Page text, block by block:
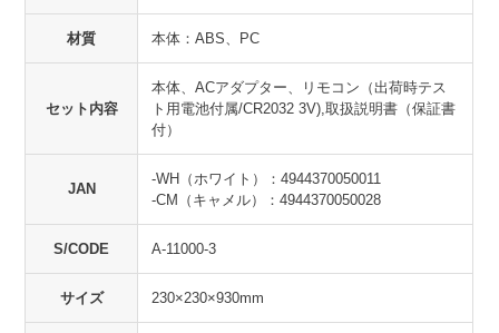
材質 本体：ABS、PC
セット内容
本体、ACアダプター、リモコン（出荷時テス
ト用電池付属/CR2032 3V),取扱説明書（保証書
付）
JAN
-WH（ホワイト）：4944370050011
-CM（キャメル）：4944370050028
S/CODE A-11000-3
サイズ 230×230×930mm